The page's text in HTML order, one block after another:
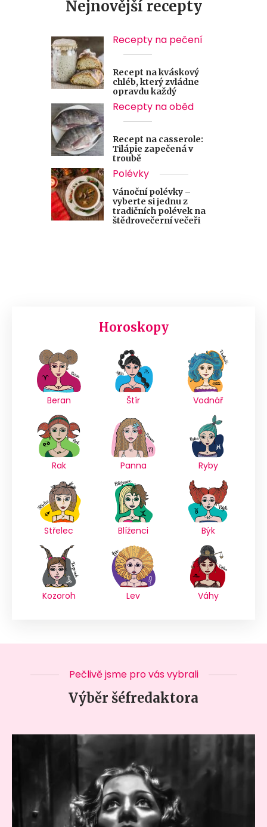
Nejnovější recepty
Recepty na pečení
Recept na kváskový
chléb, který zvládne
opravdu každý
Recepty na oběd
Recept na casserole:
Tilápie zapečená v
troubě
Polévky
Vánoční polévky –
vyberte si jednu z
tradičních polévek na
štědrovečerní večeři
Horoskopy
Beran Štír Vodnář
Rak Panna Ryby
Střelec Blíženci Býk
Kozoroh Lev Váhy
Pečlivě jsme pro vás vybrali
Výběr šéfredaktora